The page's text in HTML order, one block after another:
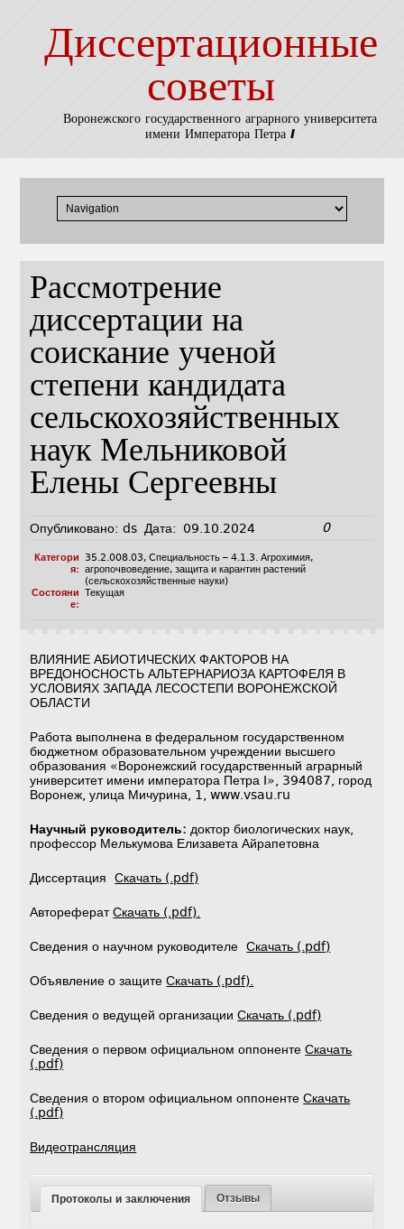
Диссертационные
советы
Воронежского государственного аграрного университета
имени Императора Петра I
Рассмотрение
диссертации на
соискание ученой
степени кандидата
сельскохозяйственных
наук Мельниковой
Елены Сергеевны
Опубликовано: ds Дата: 09.10.2024 0
Категори
я:
35.2.008.03, Cпециальность – 4.1.3. Агрохимия,
агропочвоведение, защита и карантин растений
(сельскохозяйственные науки)
Состояни
е:
Текущая
ВЛИЯНИЕ АБИОТИЧЕСКИХ ФАКТОРОВ НА
ВРЕДОНОСНОСТЬ АЛЬТЕРНАРИОЗА КАРТОФЕЛЯ В
УСЛОВИЯХ ЗАПАДА ЛЕСОСТЕПИ ВОРОНЕЖСКОЙ
ОБЛАСТИ
Работа выполнена в федеральном государственном
бюджетном образовательном учреждении высшего
образования «Воронежский государственный аграрный
университет имени императора Петра I», 394087, город
Воронеж, улица Мичурина, 1, www.vsau.ru
Научный руководитель: доктор биологических наук,
профессор Мелькумова Елизавета Айрапетовна
ДиссертацияСкачать (.pdf)
АвторефератСкачать (.pdf).
Сведения о научном руководителеСкачать (.pdf)
Объявление о защитеСкачать (.pdf).
Сведения о ведущей организацииСкачать (.pdf)
Сведения о первом официальном оппонентеСкачать
(.pdf)
Сведения о втором официальном оппонентеСкачать
(.pdf)
Видеотрансляция
Протоколы и заключения Отзывы